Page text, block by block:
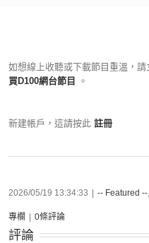
如想線上收聽或下載節目重溫，請
買D100網台節目
。
新建帳戶，這請按此 註冊
2026/05/19 13:34:33 -- Featured --,
專欄 0條評論
評論